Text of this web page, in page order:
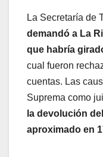
La Secretaría de
demandó a La
que habría
cual fueron
cuentas. Las
Suprema como
la devolución
aproximado en